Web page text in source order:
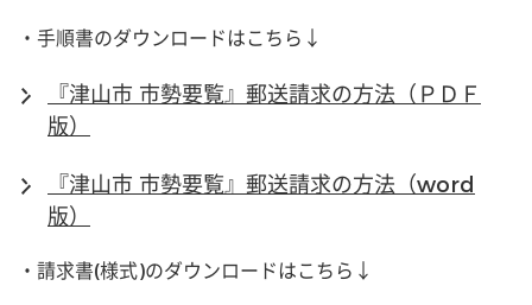
・手順書のダウンロードはこちら↓
『津山市 市勢要覧』郵送請求の方法（ＰＤＦ
版）
『津山市 市勢要覧』郵送請求の方法（word
版）
・請求書(様式)のダウンロードはこちら↓